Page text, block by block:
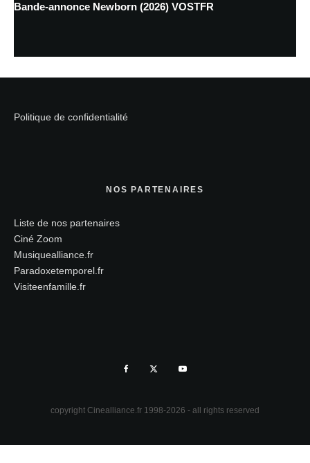
Bande-annonce Newborn (2026) VOSTFR
Politique de confidentialité
NOS PARTENAIRES
Liste de nos partenaires
Ciné Zoom
Musiquealliance.fr
Paradoxetemporel.fr
Visiteenfamille.fr
copyright Cinealliance.fr 1998-2026 - all rights reserved